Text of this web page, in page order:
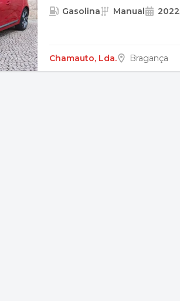
Gasolina Manual 2022
Chamauto, Lda. Bragança